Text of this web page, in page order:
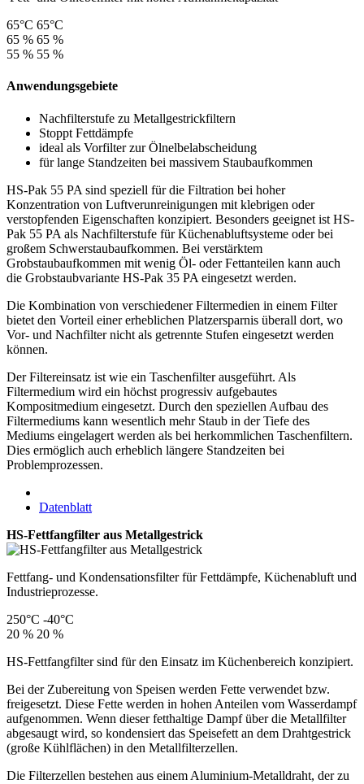
65°C 65°C
65 % 65 %
55 % 55 %
Anwendungsgebiete
Nachfilterstufe zu Metallgestrickfiltern
Stoppt Fettdämpfe
ideal als Vorfilter zur Ölnelbelabscheidung
für lange Standzeiten bei massivem Staubaufkommen
HS-Pak 55 PA sind speziell für die Filtration bei hoher
Konzentration von Luftverunreinigungen mit klebrigen oder
verstopfenden Eigenschaften konzipiert. Besonders geeignet ist HS-
Pak 55 PA als Nachfilterstufe für Küchenabluftsysteme oder bei
großem Schwerstaubaufkommen. Bei verstärktem
Grobstaubaufkommen mit wenig Öl- oder Fettanteilen kann auch
die Grobstaubvariante HS-Pak 35 PA eingesetzt werden.
Die Kombination von verschiedener Filtermedien in einem Filter
bietet den Vorteil einer erheblichen Platzersparnis überall dort, wo
Vor- und Nachfilter nicht als getrennte Stufen eingesetzt werden
können.
Der Filtereinsatz ist wie ein Taschenfilter ausgeführt. Als
Filtermedium wird ein höchst progressiv aufgebautes
Kompositmedium eingesetzt. Durch den speziellen Aufbau des
Filtermediums kann wesentlich mehr Staub in der Tiefe des
Mediums eingelagert werden als bei herkommlichen Taschenfiltern.
Dies ermöglich auch erheblich längere Standzeiten bei
Problemprozessen.
Datenblatt
HS-Fettfangfilter aus Metallgestrick
Fettfang- und Kondensationsfilter für Fettdämpfe, Küchenabluft und
Industrieprozesse.
250°C -40°C
20 % 20 %
HS-Fettfangfilter sind für den Einsatz im Küchenbereich konzipiert.
Bei der Zubereitung von Speisen werden Fette verwendet bzw.
freigesetzt. Diese Fette werden in hohen Anteilen vom Wasserdampf
aufgenommen. Wenn dieser fetthaltige Dampf über die Metallfilter
abgesaugt wird, so kondensiert das Speisefett an dem Drahtgestrick
(große Kühlflächen) in den Metallfilterzellen.
Die Filterzellen bestehen aus einem Aluminium-Metalldraht, der zu